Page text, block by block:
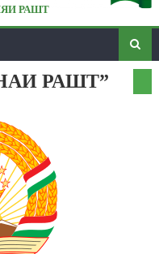
РАШТ
РАШТ”